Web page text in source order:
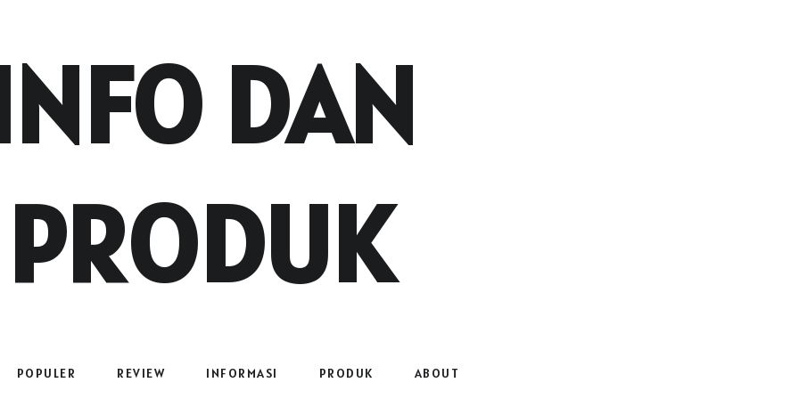
DAN
PRODUK
POPULER REVIEW INFORMASI PRODUK ABOUT